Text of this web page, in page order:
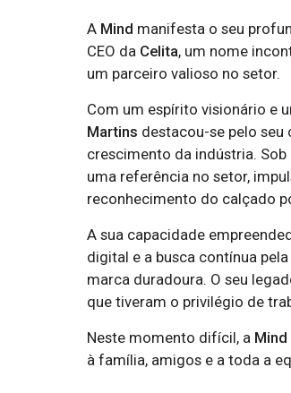
A Mind manifesta o seu
CEO da Celita, um nome
um parceiro valioso no setor.
Com um espírito visionário e
Martins destacou-se pelo
crescimento da indústria. Sob
uma referência no setor,
reconhecimento do calçado
A sua capacidade
digital e a busca contínua
marca duradoura. O seu
que tiveram o privilégio de
Neste momento difícil, a Mind
à família, amigos e a toda a